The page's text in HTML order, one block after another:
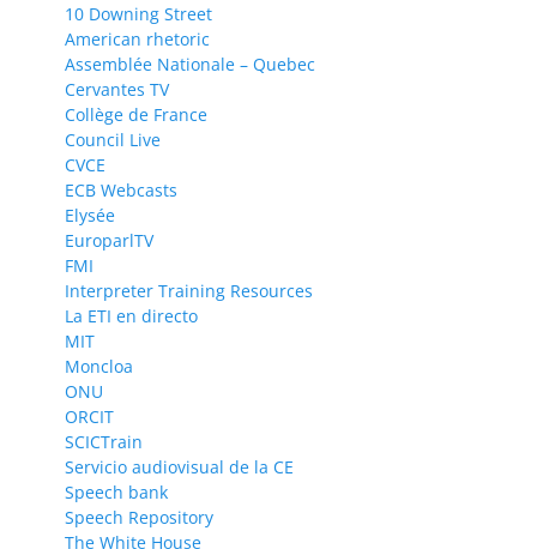
10 Downing Street
American rhetoric
Assemblée Nationale – Quebec
Cervantes TV
Collège de France
Council Live
CVCE
ECB Webcasts
Elysée
EuroparlTV
FMI
Interpreter Training Resources
La ETI en directo
MIT
Moncloa
ONU
ORCIT
SCICTrain
Servicio audiovisual de la CE
Speech bank
Speech Repository
The White House